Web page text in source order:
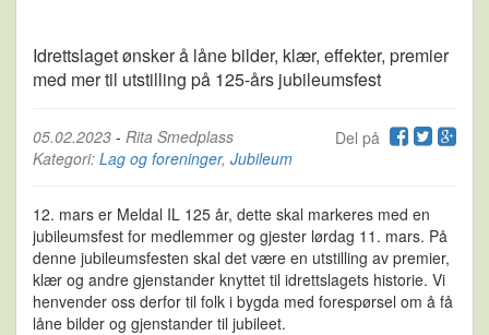
Idrettslaget ønsker å låne bilder, klær, effekter, premier
med mer til utstilling på 125-års jubileumsfest
Del på
05.02.2023 - Rita Smedplass
Kategori: Lag og foreninger, Jubileum
12. mars er Meldal IL 125 år, dette skal markeres med en
jubileumsfest for medlemmer og gjester lørdag 11. mars. På
denne jubileumsfesten skal det være en utstilling av premier,
klær og andre gjenstander knyttet til idrettslagets historie. Vi
henvender oss derfor til folk i bygda med forespørsel om å få
låne bilder og gjenstander til jubileet.